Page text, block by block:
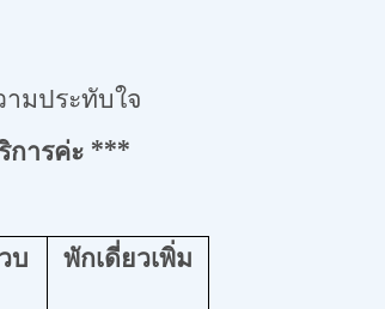
ประทับใจ
ารค่ะ ***
บ พักเดี่ยวเพิ่ม